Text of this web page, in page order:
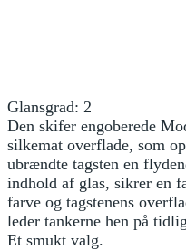
Glansgrad: 2
Den skifer engoberede
silkemat overflade, som
ubrændte tagsten en
indhold af glas, sikrer en
farve og tagstenens
leder tankerne hen på
Et smukt valg.